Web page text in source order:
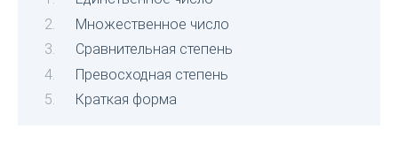
Множественное число
Сравнительная степень
Превосходная степень
Краткая форма